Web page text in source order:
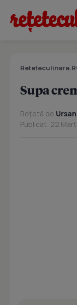
Supa
Rețetă de
Publicat: 22